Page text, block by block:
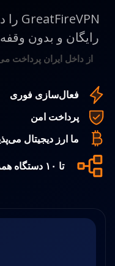
رایگان و بدون وقفه
از داخل ایران پرداخت
فعال‌سازی فوری
پرداخت امن
ما ارز دیجیتال
تا ۱۰ دستگاه همزمان